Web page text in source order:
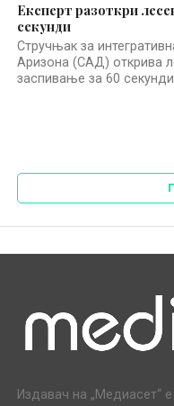
Експерт разоткри
секунди
Стручњак за
Аризона (САД) открива
заспивање за 60
Издавач на „Медиасет“ е